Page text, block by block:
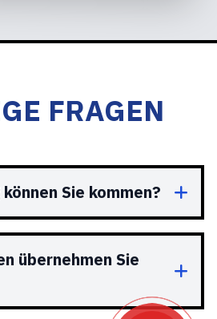
FRAGEN
Sie kommen?
übernehmen Sie